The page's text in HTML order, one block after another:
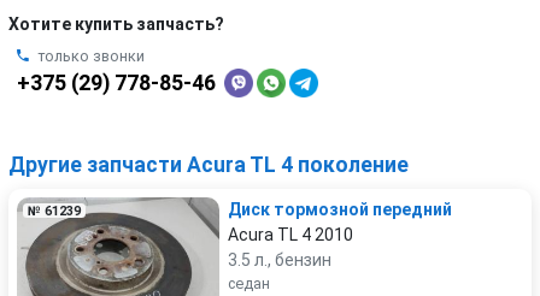
Хотите купить запчасть?
только звонки
+375 (29) 778-85-46
Другие запчасти Acura TL 4 поколение
№ 61239
Диск тормозной передний
Acura TL 4 2010
3.5 л., бензин
седан